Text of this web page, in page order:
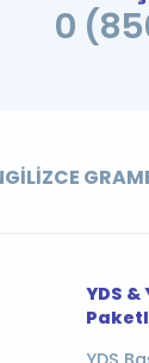
0
YDS &